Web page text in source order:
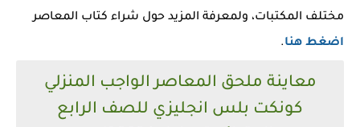
مختلف المكتبات، ولمعرفة المزيد حول شراء كتاب المعاصر
اضغط هنا.
معاينة ملحق المعاصر الواجب المنزلي
كونكت بلس انجليزي للصف الرابع